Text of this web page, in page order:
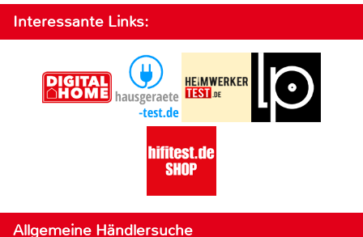
Interessante Links:
Allgemeine Händlersuche